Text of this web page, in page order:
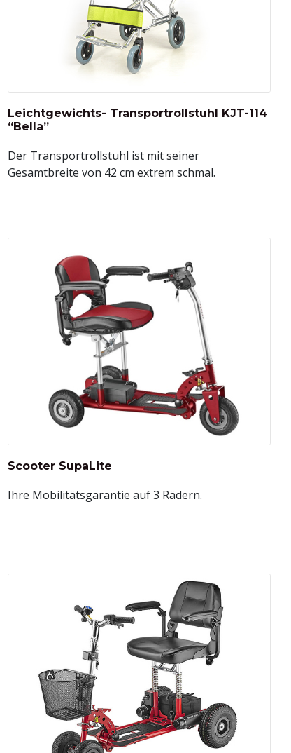
Leichtgewichts- Transportrollstuhl KJT-114
“Bella”
Der Transportrollstuhl ist mit seiner
Gesamtbreite von 42 cm extrem schmal.
Scooter SupaLite
Ihre Mobilitätsgarantie auf 3 Rädern.